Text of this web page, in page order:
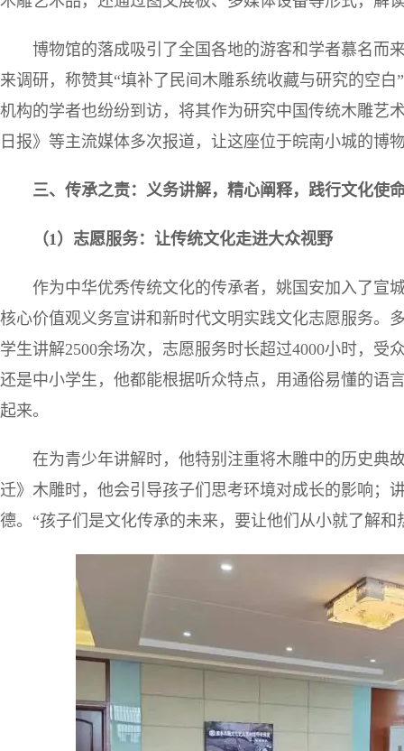
博物馆的落成吸引了全国各地的游客和学者慕名而
来调研，称赞其“填补了民间木雕系统收藏与研究的空
机构的学者也纷纷到访，将其作为研究中国传统木雕艺
日报》等主流媒体多次报道，让这座位于皖南小城的博
三、传承之责：义务讲解，精心阐释，践行文化使
（1 ）志愿服务：让传统文化走进大众视野
作为中华优秀传统文化的传承者，姚国安加入了宣
核心价值观义务宣讲和新时代文明实践文化志愿服务。
学生讲解2500余场次，志愿服务时长超过4000小时，受
还是中小学生，他都能根据听众特点，用通俗易懂的语
起来。
在为青少年讲解时，他特别注重将木雕中的历史典
迁》木雕时，他会引导孩子们思考环境对成长的影响；
德。“孩子们是文化传承的未来，要让他们从小就了解和